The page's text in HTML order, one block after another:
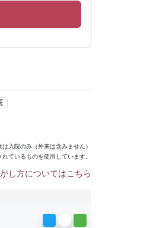
入院のみ（外来は含みません）
ているものを使用しています。
し方についてはこちら